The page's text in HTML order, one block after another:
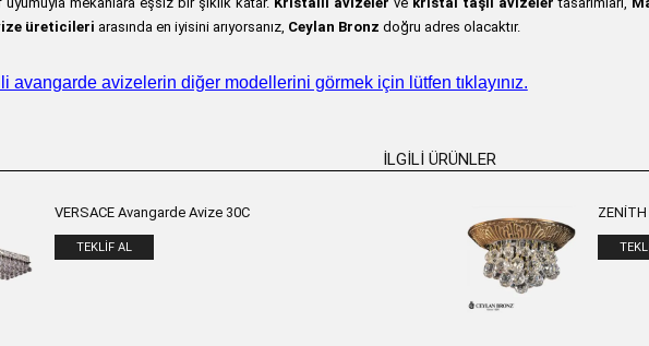
üreticileri arasında en iyisini arıyorsanız, Ceylan Bronz doğru adres olacaktır.
avangarde avizelerin diğer modellerini görmek için lütfen tıklayınız.
İLGILI ÜRÜNLER
VERSACE Avangarde Avize 30C
TEKLIF AL